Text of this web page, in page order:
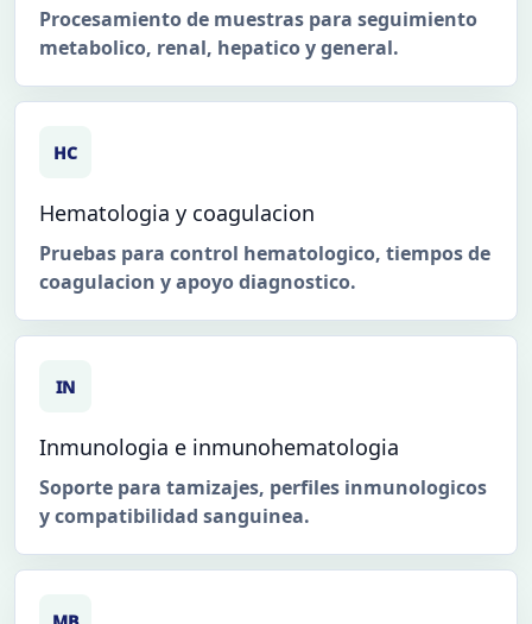
Procesamiento de muestras para seguimiento
metabolico, renal, hepatico y general.
HC
Hematologia y coagulacion
Pruebas para control hematologico, tiempos de
coagulacion y apoyo diagnostico.
IN
Inmunologia e inmunohematologia
Soporte para tamizajes, perfiles inmunologicos
y compatibilidad sanguinea.